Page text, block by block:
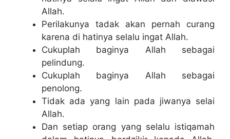
Allah.
Perilakunya tadak akan pernah curang
karena di hatinya selalu ingat Allah.
Cukuplah baginya Allah sebagai
pelindung.
Cukuplah baginya Allah sebagai
penolong.
Tidak ada yang lain pada jiwanya selai
Allah.
Dan setiap orang yang selalu istiqamah